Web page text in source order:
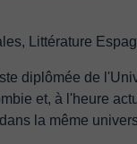
diplômée de
et, à l'heure
la même